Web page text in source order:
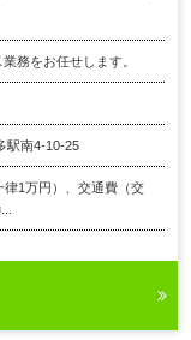
務をお任せします。
駅南4-10-25
1万円）、交通費（交